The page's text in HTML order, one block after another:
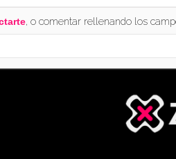
, o comentar rellenando los